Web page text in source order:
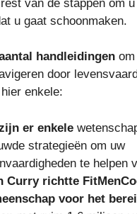
van de stappen om
u gaat schoonmaken.
handleidingen
door
enkele:
er enkele
strategieën om uw
te helpen
Curry richtte
voor het